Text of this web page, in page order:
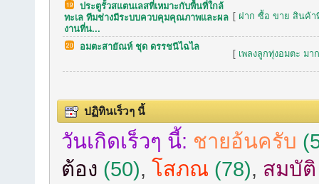
ประตูรั้วสแตนเลสที่เหมาะกับพื้นที่ใกล้
ทะเล ทีมช่างมีระบบควบคุมคุณภาพและผล
งานที่น...
[ ฝาก ซื้อ ขาย สินค้า
อมตะสายัณห์ ชุด ดรรชนีไฉไล
[ เพลงลูกทุ่งอมตะ มา
ปฏิทินเร็วๆ นี้
วันเกิดเร็วๆ นี้: ชายอ้นครับ
ต้อง (50), โสภณ (78), สมบัติ